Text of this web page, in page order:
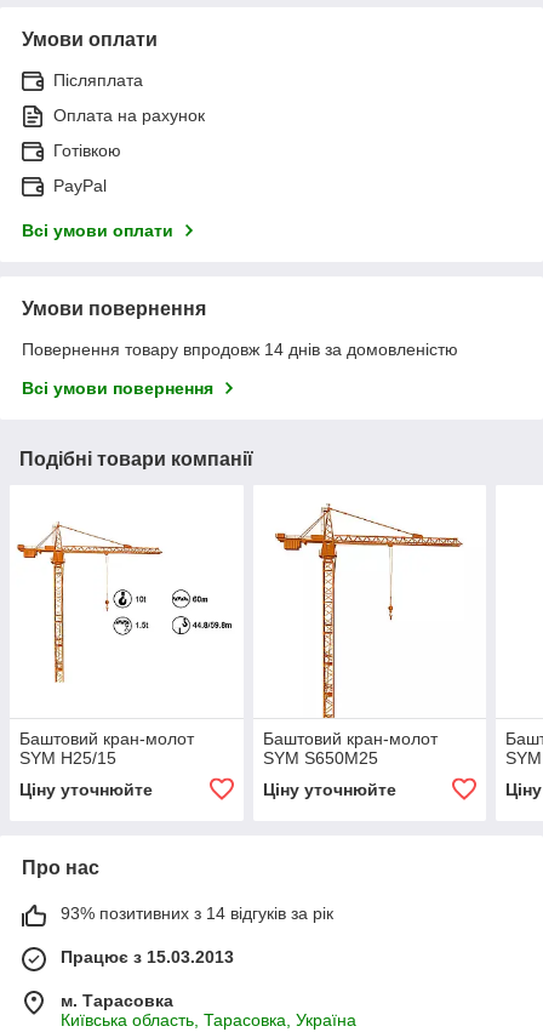
Умови оплати
Післяплата
Оплата на рахунок
Готівкою
PayPal
Всі умови оплати
Умови повернення
Повернення товару впродовж 14 днів за домовленістю
Всі умови повернення
Подібні товари компанії
Баштовий кран-молот
SYM H25/15
Ціну уточнюйте
Баштовий кран-молот
SYM S650M25
Ціну уточнюйте
Про нас
93% позитивних з 14 відгуків за рік
Працює з 15.03.2013
м. Тарасовка
Київська область, Тарасовка, Україна